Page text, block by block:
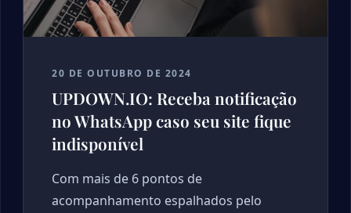
20 DE OUTUBRO DE 2024
UPDOWN.IO: Receba notificação
no WhatsApp caso seu site fique
indisponível
Com mais de 6 pontos de
acompanhamento espalhados pelo